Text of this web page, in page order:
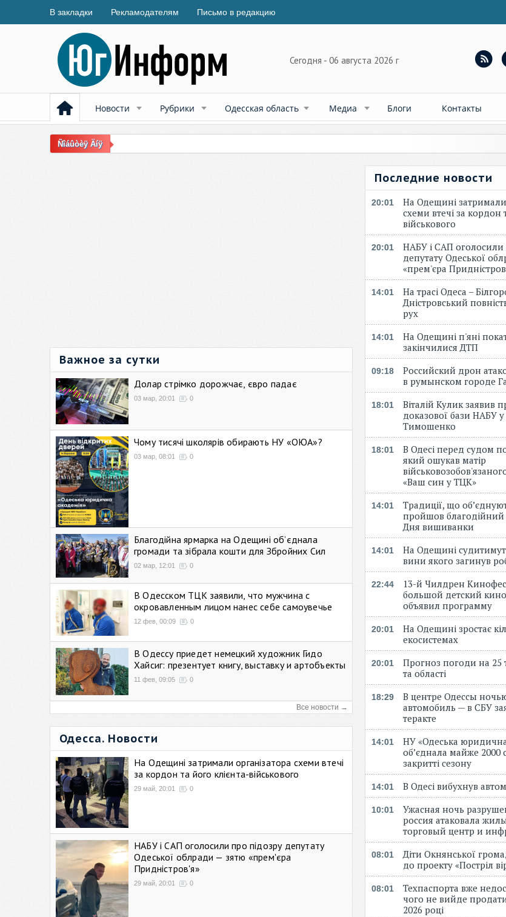
В закладки Рекламодателям Письмо в редакцию
Сегодня - 06 августа 2026 г
Новости Рубрики Одесская область Медиа Блоги Контакты
Ñîáûòèÿ Äíÿ
Важное за сутки
Долар стрімко дорожчає, євро падає
03 мар, 20:01 0
Чому тисячі школярів обирають НУ «ОЮА»?
03 мар, 08:01 0
Благодійна ярмарка на Одещині об’єднала
громади та зібрала кошти для Збройних Сил
02 мар, 12:01 0
В Одесском ТЦК заявили, что мужчина с
окровавленным лицом нанес себе самоувечье
12 фев, 00:09 0
В Одессу приедет немецкий художник Гидо
Хайсиг: презентует книгу, выставку и артобъекты
11 фев, 09:05 0
Все новости →
Одесса. Новости
На Одещині затримали організатора схеми втечі
за кордон та його клієнта-військового
29 май, 20:01 0
НАБУ і САП оголосили про підозру депутату
Одеської облради — зятю «прем'єра
Придністров'я»
29 май, 20:01 0
Последние новости
20:01
На Одещині затримали
схеми втечі за кордон
військового
20:01
НАБУ і САП оголосили
депутату Одеської
«прем'єра
14:01
На трасі Одеса –
Дністровський
рух
14:01
На Одещині п'яні
закінчилися ДТП
09:18
Российский дрон
в румынском городе
18:01
Віталій Кулик заявив
доказової бази НАБУ у
Тимошенко
18:01
В Одесі перед судом
який ошукав матір
«Ваш син у ТЦК»
14:01
Традиції, що
пройшов
Дня вишиванки
14:01
На Одещині
вини якого загинув
22:44
13-й Чилдрен
большой детский
объявил программу
20:01
На Одещині зростає
екосистемах
20:01
Прогноз погоди на 25
та області
18:29
В центре Одессы
автомобиль — в СБУ
теракте
14:01
НУ «Одеська
об’єднала майже 2000
закритті сезону
14:01 В Одесі вибухнув
10:01
Ужасная ночь
россия атаковала
торговый центр и
08:01
Діти Окнянської
до проекту «Постріл
08:01
Техпаспорта вже
чого не вийде
2026 році